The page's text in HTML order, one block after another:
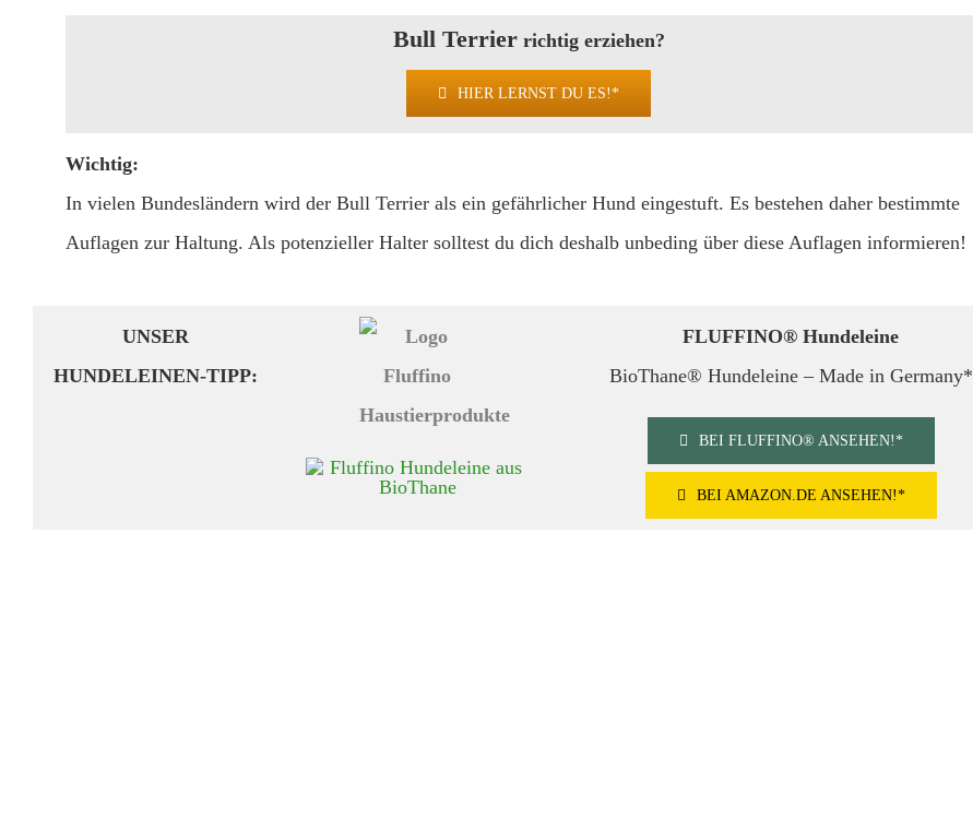
Bull Terrierrichtig erziehen?
HIER LERNST DU ES!*
Wichtig:
In vielen Bundesländern wird der Bull Terrier als ein gefährlicher Hund eingestuft. Es bestehen daher bestimmte
Auflagen zur Haltung. Als potenzieller Halter solltest du dich deshalb unbeding über diese Auflagen informieren!
UNSER
HUNDELEINEN-TIPP:
FLUFFINO® Hundeleine
BioThane® Hundeleine – Made in Germany*
BEI FLUFFINO® ANSEHEN!*
BEI AMAZON.DE ANSEHEN!*